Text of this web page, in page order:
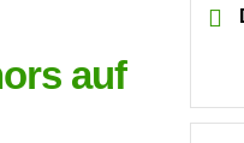
auf